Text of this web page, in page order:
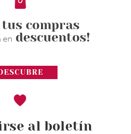
al boletín